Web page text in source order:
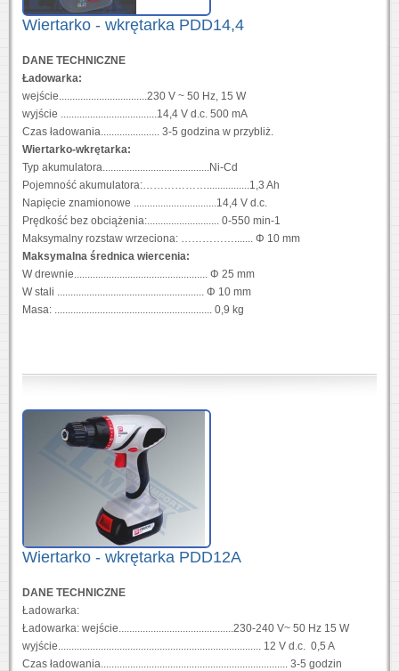
Wiertarko - wkrętarka PDD14,4
DANE TECHNICZNE
Ładowarka:
wejście.................................230 V ~ 50 Hz, 15 W
wyjście ....................................14,4 V d.c. 500 mA
Czas ładowania...................... 3-5 godzina w przybliż.
Wiertarko-wkrętarka:
Typ akumulatora........................................Ni-Cd
Pojemność akumulatora:………………................1,3 Ah
Napięcie znamionowe ...............................14,4 V d.c.
Prędkość bez obciążenia:........................... 0-550 min-1
Maksymalny rozstaw wrzeciona: ……………....... Φ 10 mm
Maksymalna średnica wiercenia:
W drewnie.................................................. Φ 25 mm
W stali ....................................................... Φ 10 mm
Masa: ........................................................... 0,9 kg
Wiertarko - wkrętarka PDD12A
DANE TECHNICZNE
Ładowarka:
Ładowarka: wejście...........................................230-240 V~ 50 Hz 15 W
wyjście............................................................................ 12 V d.c. 0,5 A
Czas ładowania...................................................................... 3-5 godzin